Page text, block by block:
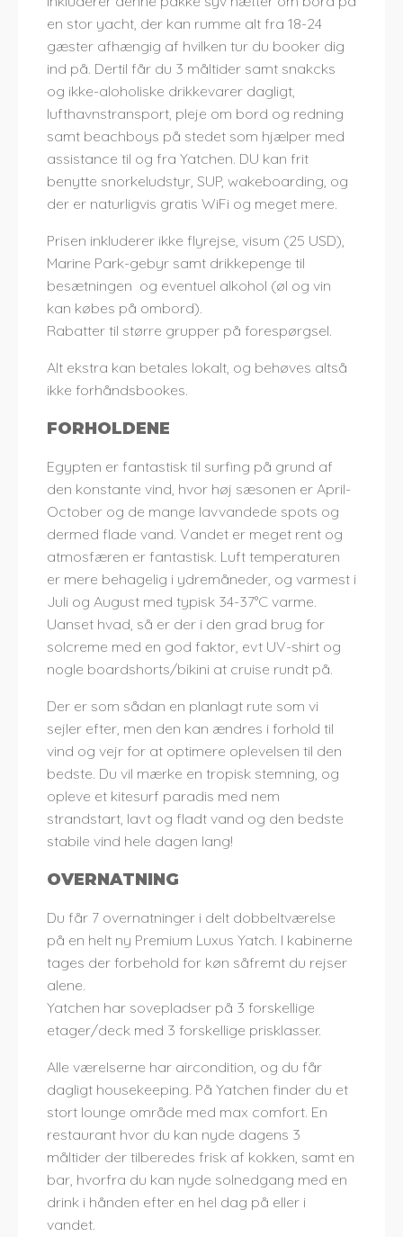
en stor yacht, der kan rumme alt fra 18-24
gæster afhængig af hvilken tur du booker dig
ind på. Dertil får du 3 måltider samt snakcks
og ikke-aloholiske drikkevarer dagligt,
lufthavnstransport, pleje om bord og redning
samt beachboys på stedet som hjælper med
assistance til og fra Yatchen. DU kan frit
benytte snorkeludstyr, SUP, wakeboarding, og
der er naturligvis gratis WiFi og meget mere.
Prisen inkluderer ikke flyrejse, visum (25 USD),
Marine Park-gebyr samt drikkepenge til
besætningen og eventuel alkohol (øl og vin
kan købes på ombord).
Rabatter til større grupper på forespørgsel.
Alt ekstra kan betales lokalt, og behøves altså
ikke forhåndsbookes.
FORHOLDENE
Egypten er fantastisk til surfing på grund af
den konstante vind, hvor høj sæsonen er April-
October og de mange lavvandede spots og
dermed flade vand. Vandet er meget rent og
atmosfæren er fantastisk. Luft temperaturen
er mere behagelig i ydremåneder, og varmest i
Juli og August med typisk 34-37°C varme.
Uanset hvad, så er der i den grad brug for
solcreme med en god faktor, evt UV-shirt og
nogle boardshorts/bikini at cruise rundt på.
Der er som sådan en planlagt rute som vi
sejler efter, men den kan ændres i forhold til
vind og vejr for at optimere oplevelsen til den
bedste. Du vil mærke en tropisk stemning, og
opleve et kitesurf paradis med nem
strandstart, lavt og fladt vand og den bedste
stabile vind hele dagen lang!
OVERNATNING
Du får 7 overnatninger i delt dobbeltværelse
på en helt ny Premium Luxus Yatch. I kabinerne
tages der forbehold for køn såfremt du rejser
alene.
Yatchen har sovepladser på 3 forskellige
etager/deck med 3 forskellige prisklasser.
Alle værelserne har aircondition, og du får
dagligt housekeeping. På Yatchen finder du et
stort lounge område med max comfort. En
restaurant hvor du kan nyde dagens 3
måltider der tilberedes frisk af kokken, samt en
bar, hvorfra du kan nyde solnedgang med en
drink i hånden efter en hel dag på eller i
vandet.